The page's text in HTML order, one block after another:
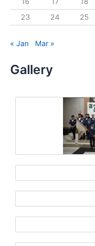
23
24 25
« Jan Mar »
Gallery